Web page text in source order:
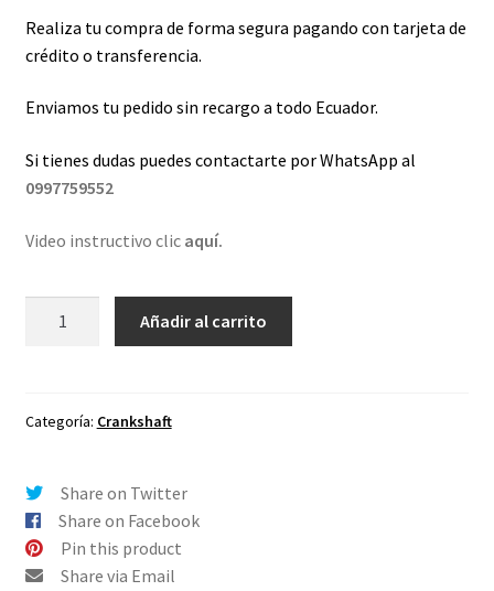
Realiza tu compra de forma segura pagando con tarjeta de
crédito o transferencia.
Enviamos tu pedido sin recargo a todo Ecuador.
Si tienes dudas puedes contactarte por WhatsApp al
0997759552
Video instructivo clic aquí.
Oakley
Espejo
cantidad
Añadir al carrito
Categoría: Crankshaft
Share on Twitter
Share on Facebook
Pin this product
Share via Email